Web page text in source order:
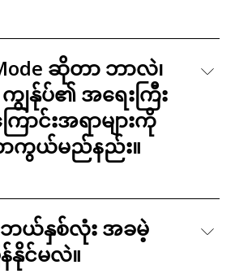
ဆိုတာ ဘာလဲ၊
ျွန်ုပ်၏ အရေးကြီး
ာင်းအရာများကို
ကွယ်မည်နည်း။
ဘယ်နှစ်လုံး အခမဲ့
နိုင်မလဲ။